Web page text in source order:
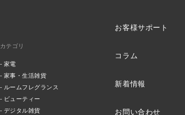
カテゴリ
家電
家事・生活雑貨
ルームフレグランス
ビューティー
デジタル雑貨
お客様サポート
コラム
新着情報
お問い合わせ